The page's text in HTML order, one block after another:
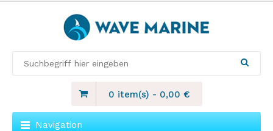
0 item(s) - 0,00 €
Navigation